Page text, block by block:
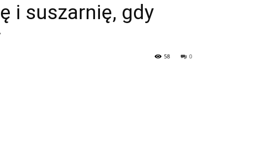
i suszarnię, gdy
0
58